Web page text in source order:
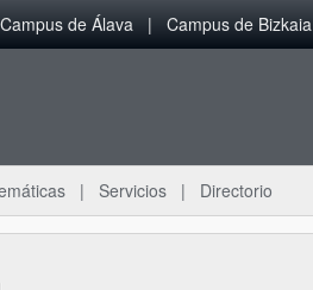
Campus de Álava Campus de Bizkaia
Servicios Directorio